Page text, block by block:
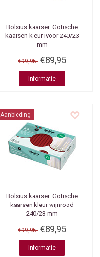
Bolsius kaarsen Gotische
kaarsen kleur ivoor 240/23
mm
€99,95 €89,95
Informatie
Aanbieding
Bolsius kaarsen Gotische
kaarsen kleur wijnrood
240/23 mm
€99,95 €89,95
Informatie